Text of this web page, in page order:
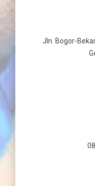
Jln. Bogor-